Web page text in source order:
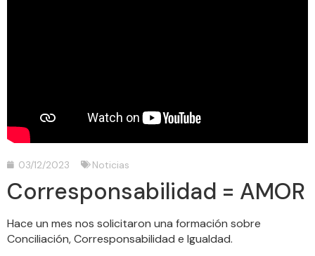
03/12/2023 Noticias
Corresponsabilidad = AMOR
Hace un mes nos solicitaron una formación sobre
Conciliación, Corresponsabilidad e Igualdad.